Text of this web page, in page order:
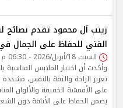
زينب آل محمود تقدم نصائح
الفني للحفاظ على الجمال
السبت 18/أبريل/2026 - 06:30 م
وأكدت أن اختيار الملابس
تعزيز الراحة والثقة بالنفس،
على الأقمشة الخفيفة والألوان
يضمن الحفاظ على الأناقة دون